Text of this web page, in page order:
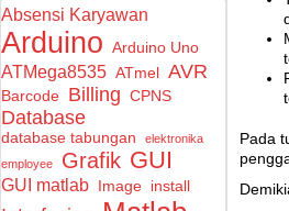
Absensi Karyawan
Arduino Arduino Uno
ATMega8535 ATmel AVR
Barcode Billing CPNS
Database
database tabungan
elektronika
employee
Grafik GUI
GUI matlab Image install
Pada